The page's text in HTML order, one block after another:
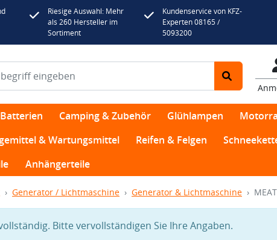
Riesige Auswahl: Mehr
als 260 Hersteller im
Sortiment
Kundenservice von KFZ-
Experten 08165 /
5093200
Batterien Camping & Zubehör Glühlampen
& Wartungsmittel Reifen & Felgen
Anhängerteile
Generator / Lichtmaschine Generator & Lichtmaschine
Bitte vervollständigen Sie Ihre Angaben.